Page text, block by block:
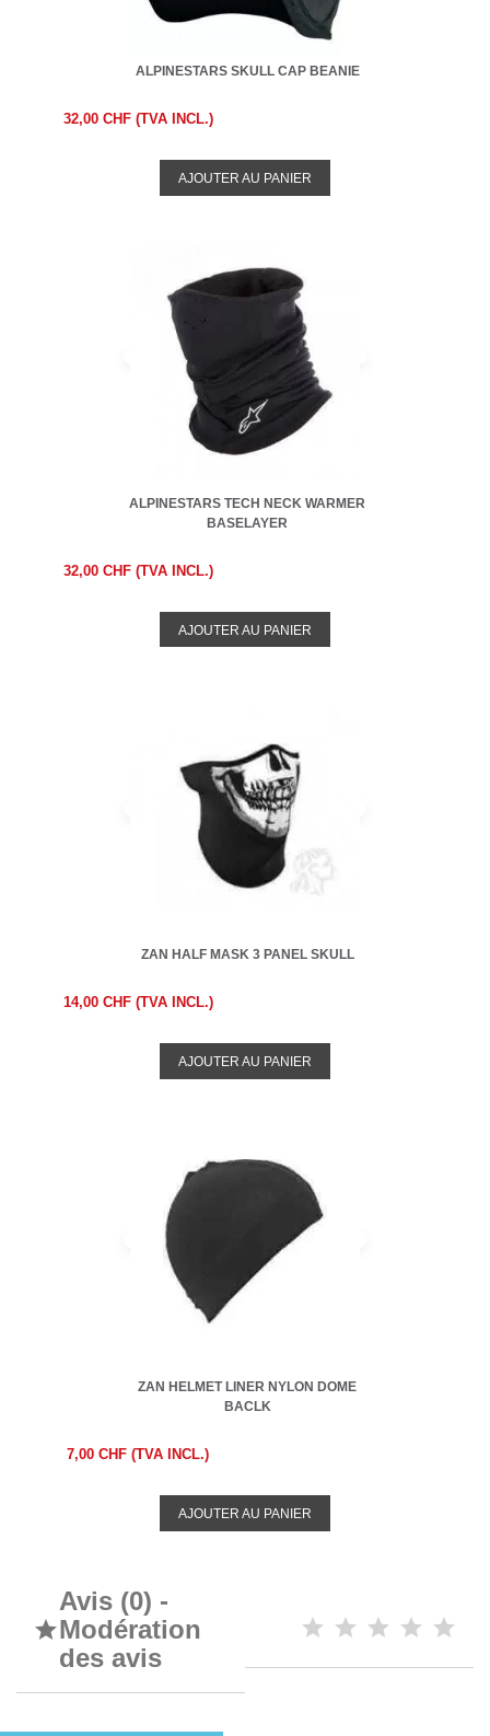
ALPINESTARS SKULL CAP BEANIE
32,00 CHF (TVA INCL.)
AJOUTER AU PANIER
ALPINESTARS TECH NECK WARMER
BASELAYER
32,00 CHF (TVA INCL.)
AJOUTER AU PANIER
ZAN HALF MASK 3 PANEL SKULL
14,00 CHF (TVA INCL.)
AJOUTER AU PANIER
ZAN HELMET LINER NYLON DOME
BACLK
7,00 CHF (TVA INCL.)
AJOUTER AU PANIER

Avis (0) -
Modération
des avis